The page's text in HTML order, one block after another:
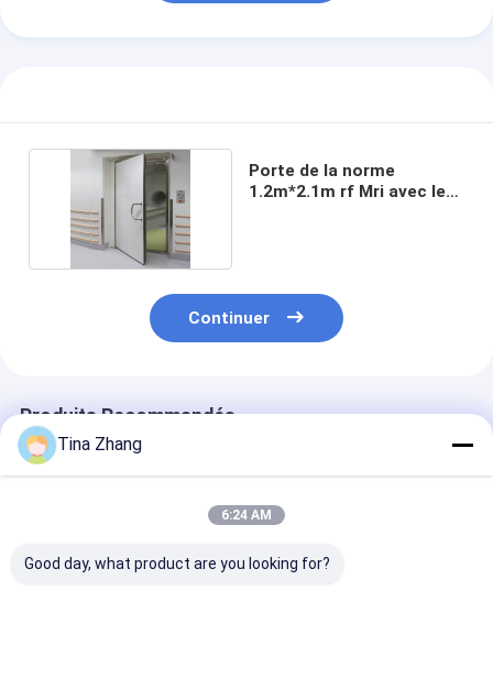
Porte de la norme
1.2m*2.1m rf Mri avec le
Continuer
Produits Recommandés
Tina Zhang
6:24 AM
Good day, what product are you looking for?